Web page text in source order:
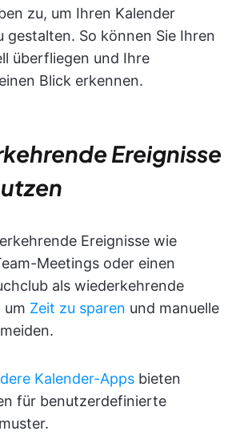
zu, um Ihren Kalender
gestalten. So können Sie Ihren
überfliegen und Ihre
Blick erkennen.
Ereignisse
Ereignisse wie
Meetings oder einen
als wiederkehrende
um Zeit zu sparen und manuelle
Kalender-Apps bieten
für benutzerdefinierte